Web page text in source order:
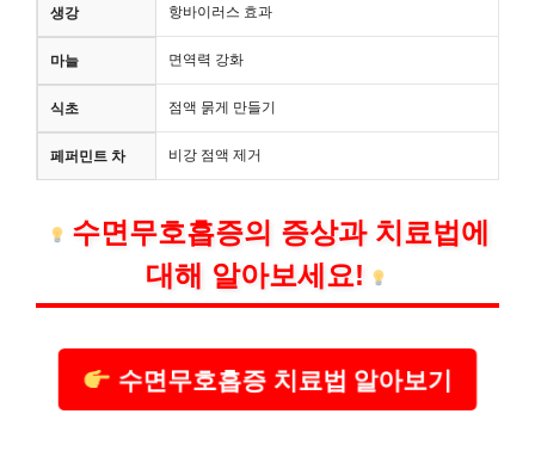
생강 항바이러스 효과
마늘 면역력 강화
식초 점액 묽게 만들기
페퍼민트 차 비강 점액 제거
수면무호흡증의 증상과 치료법에
대해 알아보세요!
수면무호흡증 치료법 알아보기